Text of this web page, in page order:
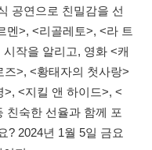
공연으로 친밀감을 선
멘>, <리골레토>, <라 트
작을 알리고, 영화 <캐
>, <황태자의 첫사랑>
<지킬 앤 하이드>, <
친숙한 선율과 함께 포
? 2024년 1월 5일 금요